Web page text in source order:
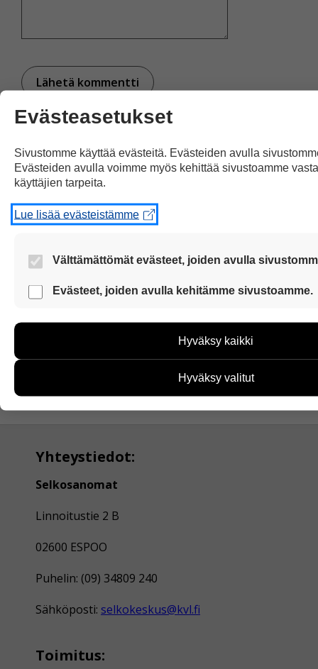
Ota yhteyttä
Saavutettavuusseloste
Yhteystiedot:
Selkosanomat
Linnoitustie 2 B
02600 ESPOO
Puhelin: (09) 34809 240
Sähköposti: selkokeskus@kvl.fi
Toimitus:
Evästeasetukset
Sivustomme käyttää evästeitä. Evästeiden avulla
Evästeiden avulla voimme myös kehittää sivustoamme
käyttäjien tarpeita.
Lue lisää evästeistämme
Välttämättömät evästeet, joiden avulla
Nämä evästeet ovat aina käytössä, jotta sivustoamme
ja turvallisesti.
Evästeet, joiden avulla kehitämme sivustoamme.
käyttäjien tarpeita. Tietoa kerätään esimerkiksi
sivuja käytetään ja miten sivuilla liikutaan. Emme
henkilötietoja kuten nimiä, eikä tietoja voi yhdistää
Hyväksy kaikki
Hyväksy valitut